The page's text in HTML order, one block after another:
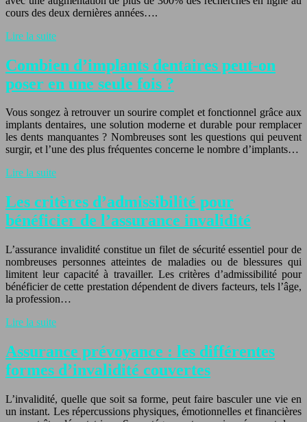
cours des deux dernières années….
Lire la suite
Combien d’implants dentaires peut-on
poser en une seule fois ?
Vous songez à retrouver un sourire complet et fonctionnel grâce aux
implants dentaires, une solution moderne et durable pour remplacer
les dents manquantes ? Nombreuses sont les questions qui peuvent
surgir, et l’une des plus fréquentes concerne le nombre d’implants…
Lire la suite
Les critères d’admissibilité pour
bénéficier de l’assurance invalidité
L’assurance invalidité constitue un filet de sécurité essentiel pour de
nombreuses personnes atteintes de maladies ou de blessures qui
limitent leur capacité à travailler. Les critères d’admissibilité pour
bénéficier de cette prestation dépendent de divers facteurs, tels l’âge,
la profession…
Lire la suite
Assurance prévoyance : les différentes
formes d’invalidité couvertes
L’invalidité, quelle que soit sa forme, peut faire basculer une vie en
un instant. Les répercussions physiques, émotionnelles et financières